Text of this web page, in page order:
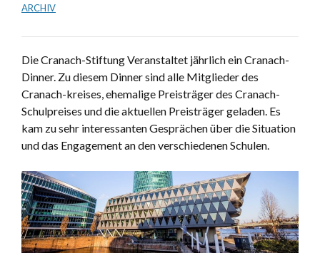
ARCHIV
Die Cranach-Stiftung Veranstaltet jährlich ein Cranach-
Dinner. Zu diesem Dinner sind alle Mitglieder des
Cranach-kreises, ehemalige Preisträger des Cranach-
Schulpreises und die aktuellen Preisträger geladen. Es
kam zu sehr interessanten Gesprächen über die Situation
und das Engagement an den verschiedenen Schulen.